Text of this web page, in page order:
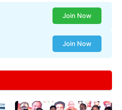
Join Now
Join Now